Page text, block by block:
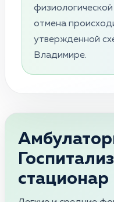
отмена
утвержденной
Владимире.
стационар